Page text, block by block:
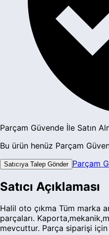
Parçam Güvende İle Satın
Bu ürün henüz Parçam
Satıcıya Talep Gönder Parçam
Satıcı Açıklaması
Halil oto çıkma Tüm marka
parçaları.
mevcuttur. Parça siparişi